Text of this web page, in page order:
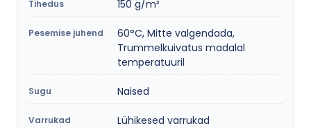
Tihedus 150 g/m²
Pesemise juhend
60°C, Mitte valgendada,
Trummelkuivatus madalal
temperatuuril
Sugu Naised
Varrukad Lühikesed varrukad